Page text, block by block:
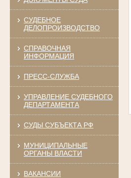
СУДЕБНОЕ
ДЕЛОПРОИЗВОДСТВО
СПРАВОЧНАЯ
ИНФОРМАЦИЯ
ПРЕСС-СЛУЖБА
УПРАВЛЕНИЕ СУДЕБНОГО
ДЕПАРТАМЕНТА
СУДЫ СУБЪЕКТА РФ
МУНИЦИПАЛЬНЫЕ
ОРГАНЫ ВЛАСТИ
ВАКАНСИИ